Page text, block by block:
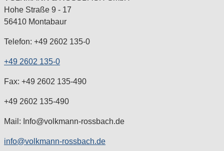
Hohe Straße 9 - 17
56410 Montabaur
Telefon: +49 2602 135-0
+49 2602 135-0
Fax: +49 2602 135-490
+49 2602 135-490
Mail: Info@volkmann-rossbach.de
info@volkmann-rossbach.de